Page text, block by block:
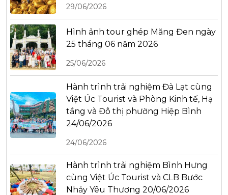
29/06/2026
Hình ảnh tour ghép Măng Đen ngày
25 tháng 06 năm 2026
25/06/2026
Hành trình trải nghiệm Đà Lạt cùng
Việt Úc Tourist và Phòng Kinh tế, Hạ
tầng và Đô thị phường Hiệp Bình
24/06/2026
24/06/2026
Hành trình trải nghiệm Bình Hưng
cùng Việt Úc Tourist và CLB Bước
Nhảy Yêu Thương 20/06/2026